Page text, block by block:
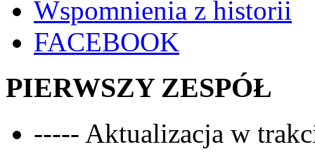
Wspomnienia z historii
FACEBOOK
PIERWSZY ZESPÓŁ
----- Aktualizacja w